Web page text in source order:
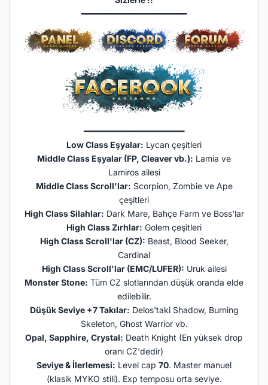
━━━━━━━━━━━━━━━━━━━━━━
━━━━━━━━━━━━━━━━━━━━━
Low Class Eşyalar: Lycan çeşitleri
Middle Class Eşyalar (FP, Cleaver vb.): Lamia ve
Lamiros ailesi
Middle Class Scroll'lar: Scorpion, Zombie ve Ape
çeşitleri
High Class Silahlar: Dark Mare, Bahçe Farm ve Boss'lar
High Class Zırhlar: Golem çeşitleri
High Class Scroll'lar (CZ): Beast, Blood Seeker,
Cardinal
High Class Scroll'lar (EMC/LUFER): Uruk ailesi
Monster Stone: Tüm CZ slotlarından düşük oranda elde
edilebilir.
Düşük Seviye +7 Takılar: Delos'taki Shadow, Burning
Skeleton, Ghost Warrior vb.
Opal, Sapphire, Crystal: Death Knight (En yüksek drop
oranı CZ'dedir)
Seviye & İlerlemesi: Level cap 70. Master manuel
(klasik MYKO stili). Exp temposu orta seviye.